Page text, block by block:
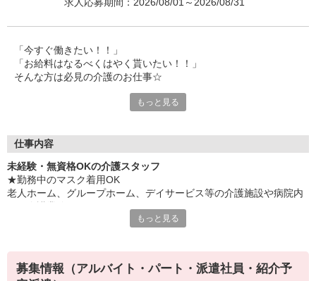
「今すぐ働きたい！！」
「お給料はなるべくはやく貰いたい！！」
そんな方は必見の介護のお仕事☆
応募してから2日〜3日後には業務開始できますよ。
急な出費にも安心です。
「介護の資格が無いんだけど・・・」
「やったことなくて大丈夫？」
幅広い世代の方が活躍中。
お仕事は親切丁寧にお教えしますので、まずはご応募ください
ね。
もっと見る
仕事内容
未経験・無資格OKの介護スタッフ
★勤務中のマスク着用OK
老人ホーム、グループホーム、デイサービス等の介護施設や病院内
・薬やおしぼりの準備などのケア
・体操や季節ごとのレクリエーション
もっと見る
募集情報（アルバイト・パート・派遣社員・紹介予